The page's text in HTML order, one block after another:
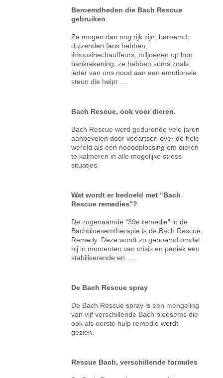
Beroemdheden die Bach Rescue
gebruiken
Ze mogen dan nog rijk zijn, beroemd,
duizenden fans hebben,
limousinechauffeurs, miljoenen op hun
bankrekening, ze hebben soms zoals
ieder van ons nood aan een emotionele
steun die helpt ....
Bach Rescue, ook voor dieren.
Bach Rescue werd gedurende vele jaren
aanbevolen door veeartsen over de hele
wereld als een noodoplossing om dieren
te kalmeren in alle mogelijke stress
situaties.
Wat wordt er bedoeld met “Bach
Rescue remedies”?
De zogenaamde “39e remedie” in de
Bachbloesemtherapie is de Bach Rescue
Remedy. Deze wordt zo genoemd omdat
hij in momenten van crisis en paniek een
stabiliserende en .....
De Bach Rescue spray
De Bach Rescue spray is een mengeling
van vijf verschillende Bach bloesems die
ook als eerste hulp remedie wordt
gezien.
Rescue Bach, verschillende formules